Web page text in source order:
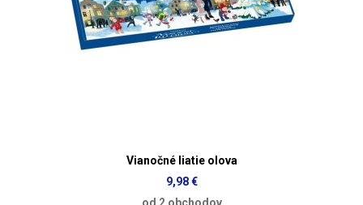
Vianočné liatie olova
9,98 €